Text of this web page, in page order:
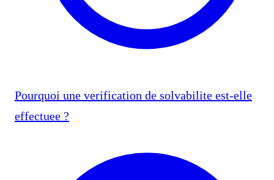
Pourquoi une verification de solvabilite est-elle
effectuee ?